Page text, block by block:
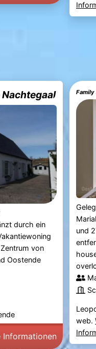
durch ein
von
Oostende
Informationen
und
web.